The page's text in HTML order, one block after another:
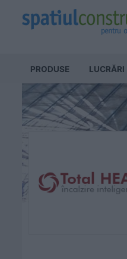
PRODUSE LUCRĂRI